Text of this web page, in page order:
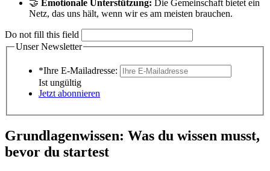
🤝 Emotionale Unterstützung: Die Gemeinschaft bietet ein
Netz, das uns hält, wenn wir es am meisten brauchen.
Do not fill this field
Unser Newsletter
*Ihre E-Mailadresse:
Ist ungültig
Jetzt abonnieren
Grundlagenwissen: Was du wissen musst,
bevor du startest